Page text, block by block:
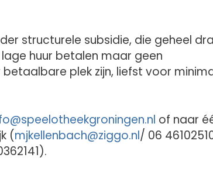
structurele subsidie, die geheel
huur betalen maar geen
plek zijn, liefst voor
speelotheekgroningen.nl of naar
(mjkellenbach@ziggo.nl/ 06